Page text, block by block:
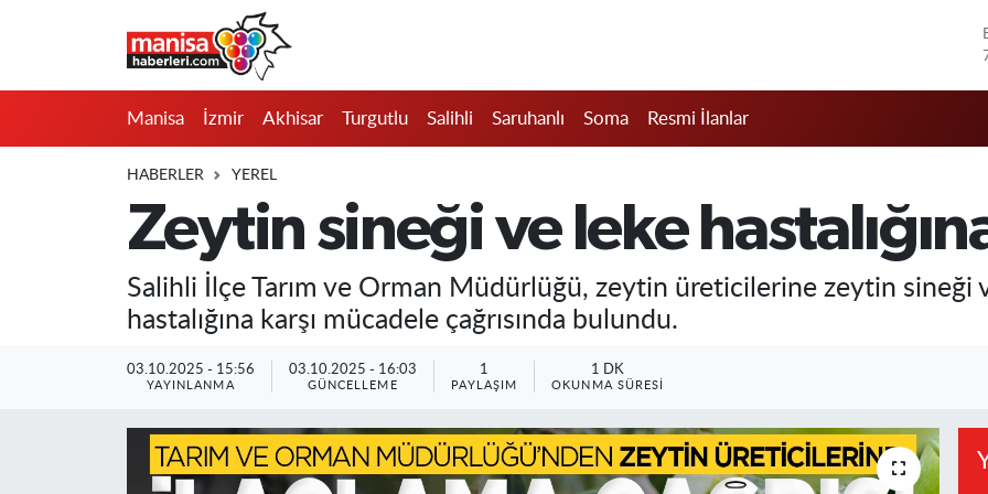
Manisa İzmir Akhisar Turgutlu Salihli Saruhanlı Soma Resmi İlanlar
HABERLER YEREL
Zeytin sineği ve leke
Salihli İlçe Tarım ve Orman Müdürlüğü, zeytin üreticilerine zeytin sineği
hastalığına karşı mücadele çağrısında bulundu.
03.10.2025 - 15:56
YAYINLANMA
03.10.2025 - 16:03
GÜNCELLEME
1
PAYLAŞIM
1 DK
OKUNMA SÜRESI
Saruhanlı
Resmi İlanlar
Manisa Nöbetçi Eczaneler
Manisa Trafik Yoğunluk Haritası
Süper Lig Puan Durumu ve Fikstür
Tüm Manşetler
Haber Arşivi